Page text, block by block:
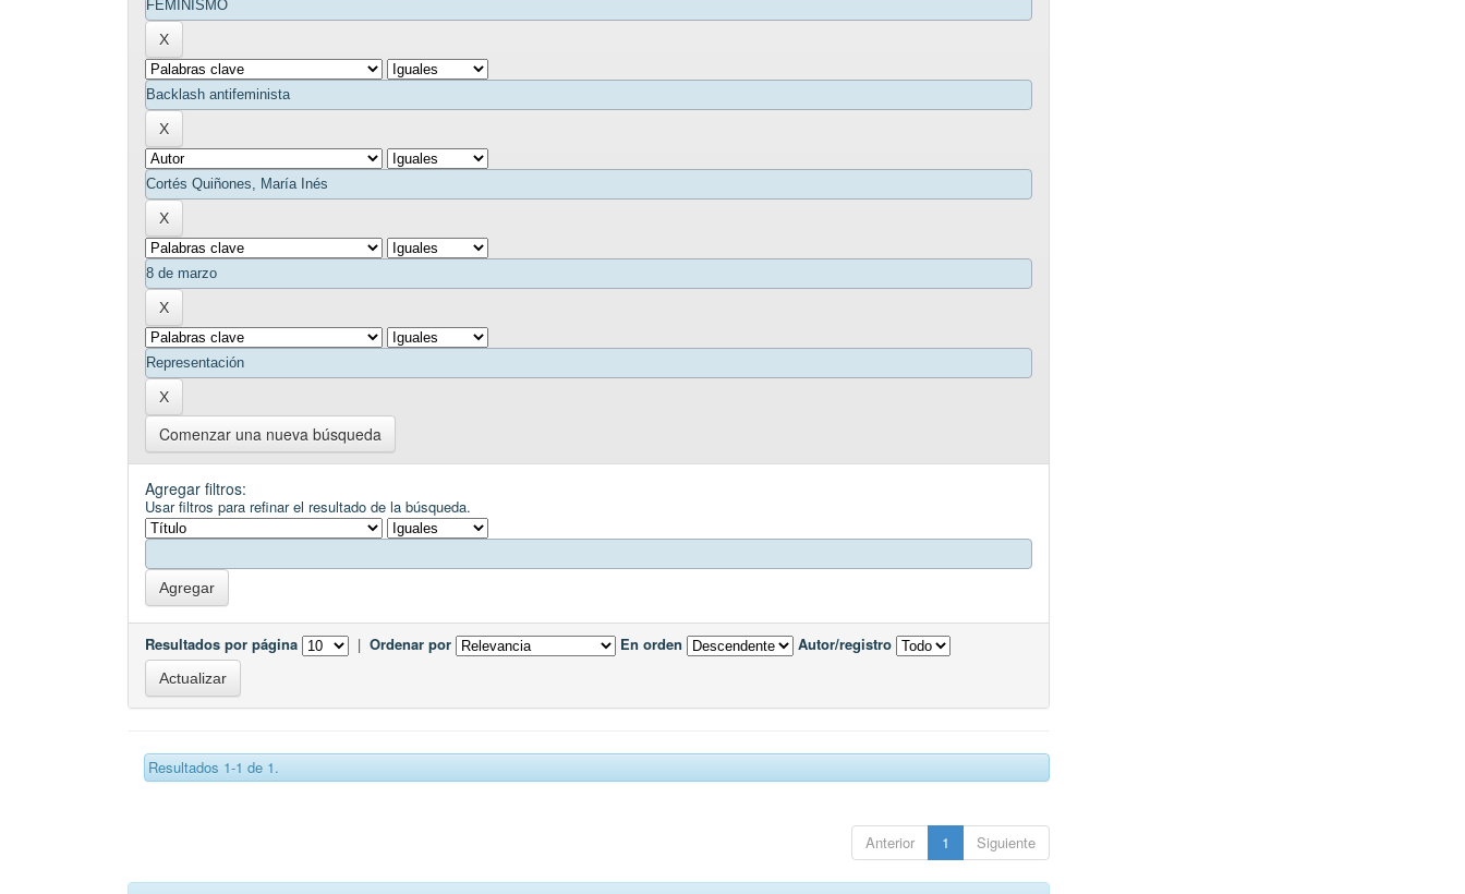
Comenzar una nueva búsqueda
Agregar filtros:
Usar filtros para refinar el resultado de la búsqueda.
Resultados por página | Ordenar por En orden Autor/registro
Resultados 1-1 de 1.
Anterior 1 Siguiente